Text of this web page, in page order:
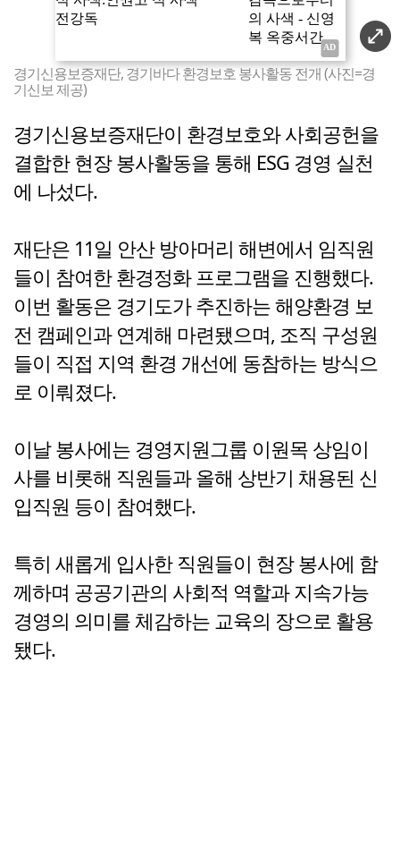
경기신용보증재단, 경기바다 환경보호 봉사활동 전개 (사진=경
기신보 제공)
경기신용보증재단이 환경보호와 사회공헌을
결합한 현장 봉사활동을 통해 ESG 경영 실천
에 나섰다.
재단은 11일 안산 방아머리 해변에서 임직원
들이 참여한 환경정화 프로그램을 진행했다.
이번 활동은 경기도가 추진하는 해양환경 보
전 캠페인과 연계해 마련됐으며, 조직 구성원
들이 직접 지역 환경 개선에 동참하는 방식으
로 이뤄졌다.
이날 봉사에는 경영지원그룹 이원목 상임이
사를 비롯해 직원들과 올해 상반기 채용된 신
입직원 등이 참여했다.
특히 새롭게 입사한 직원들이 현장 봉사에 함
께하며 공공기관의 사회적 역할과 지속가능
경영의 의미를 체감하는 교육의 장으로 활용
됐다.